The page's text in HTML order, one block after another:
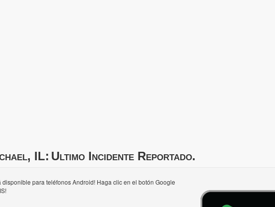
IL: Ultimo Incidente Reportado.
disponible para teléfonos Android! Haga clic en el botón Google